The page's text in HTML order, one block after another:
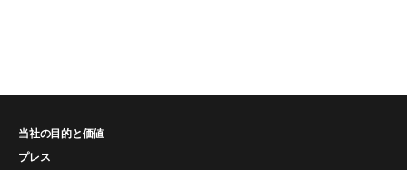
当社の目的と価値
プレス